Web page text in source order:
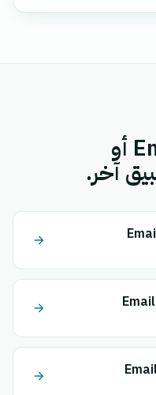
قم بإقران Email SMTP أو